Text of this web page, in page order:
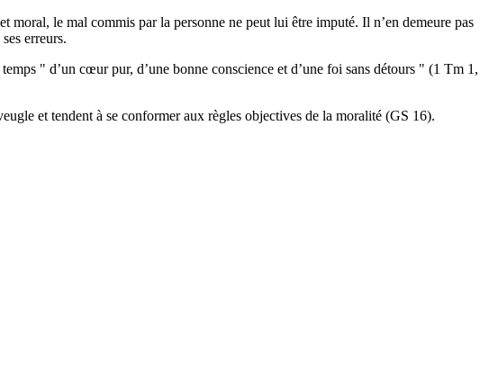
le mal commis par la personne ne peut lui être imputé. Il n’en demeure pas
erreurs.
" d’un cœur pur, d’une bonne conscience et d’une foi sans détours " (1 Tm 1,
et tendent à se conformer aux règles objectives de la moralité (GS 16).